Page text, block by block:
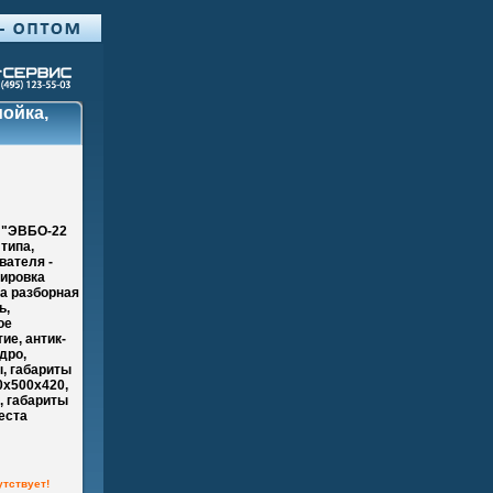
"ЭВБО-22
-
разборная
антик-
габариты
габариты